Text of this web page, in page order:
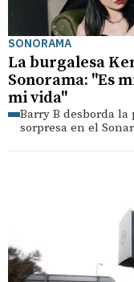
SONORAMA
La burgalesa
Sonorama: "Es
mi vida"
Barry B desborda
sorpresa en el